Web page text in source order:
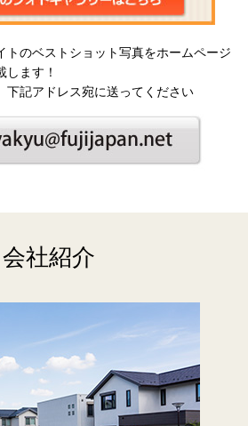
トのベストショット写真をホームページ
ます！
下記アドレス宛に送ってください
会社紹介